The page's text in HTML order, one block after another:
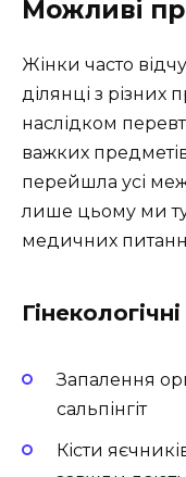
Можливі
Жінки часто
ділянці з різних
наслідком
важких
перейшла усі
лише цьому ми
медичних
Запалення
сальпінгіт
Кісти